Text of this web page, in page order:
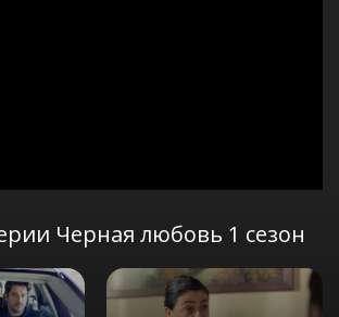
Черная любовь 1 сезон